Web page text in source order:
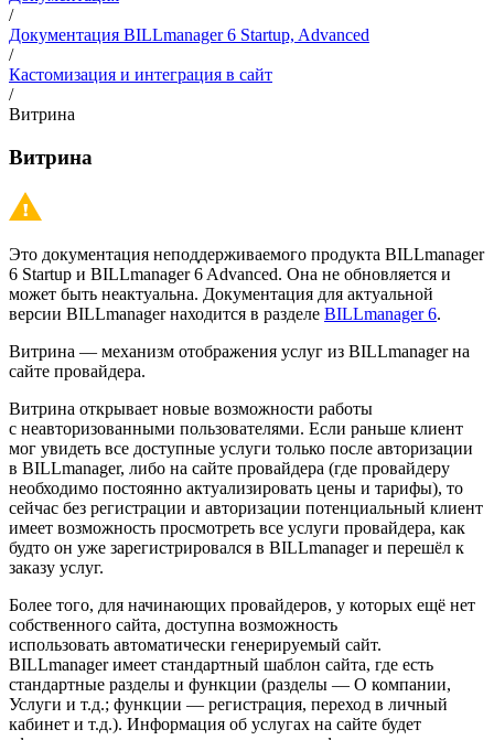
/
Документация BILLmanager 6 Startup, Advanced
/
Кастомизация и интеграция в сайт
/
Витрина
Витрина
Это документация неподдерживаемого продукта BILLmanager
6 Startup и BILLmanager 6 Advanced. Она не обновляется и
может быть неактуальна. Документация для актуальной
версии BILLmanager находится в разделе BILLmanager 6.
Витрина — механизм отображения услуг из BILLmanager на
сайте провайдера.
Витрина открывает новые возможности работы
с неавторизованными пользователями. Если раньше клиент
мог увидеть все доступные услуги только после авторизации
в BILLmanager, либо на сайте провайдера (где провайдеру
необходимо постоянно актуализировать цены и тарифы), то
сейчас без регистрации и авторизации потенциальный клиент
имеет возможность просмотреть все услуги провайдера, как
будто он уже зарегистрировался в BILLmanager и перешёл к
заказу услуг.
Более того, для начинающих провайдеров, у которых ещё нет
собственного сайта, доступна возможность
использовать автоматически генерируемый сайт.
BILLmanager имеет стандартный шаблон сайта, где есть
стандартные разделы и функции (разделы — О компании,
Услуги и т.д.; функции — регистрация, переход в личный
кабинет и т.д.). Информация об услугах на сайте будет